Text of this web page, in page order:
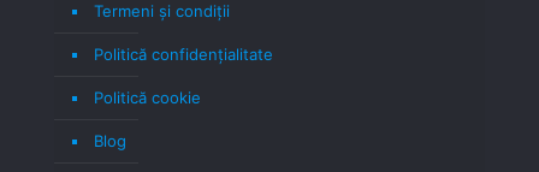
Termeni şi condiţii
Politică confidenţialitate
Politică cookie
Blog